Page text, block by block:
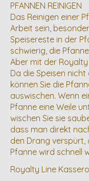
PFANNEN REINIGEN
Das Reinigen einer
Arbeit sein,
Speisereste in der
schwierig, die
Aber mit der Royalty
Da die Speisen
können Sie die
auswischen. Wenn
Pfanne eine Weile
wischen Sie sie
dass man direkt
den Drang verspürt,
Pfanne wird schnell
Royalty Line